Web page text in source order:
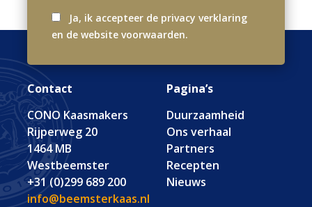
Ja, ik accepteer de privacy verklaring
en de website voorwaarden.
Contact
CONO Kaasmakers
Rijperweg 20
1464 MB
Westbeemster
+31 (0)299 689 200
info@beemsterkaas.nl
Pagina’s
Duurzaamheid
Ons verhaal
Partners
Recepten
Nieuws